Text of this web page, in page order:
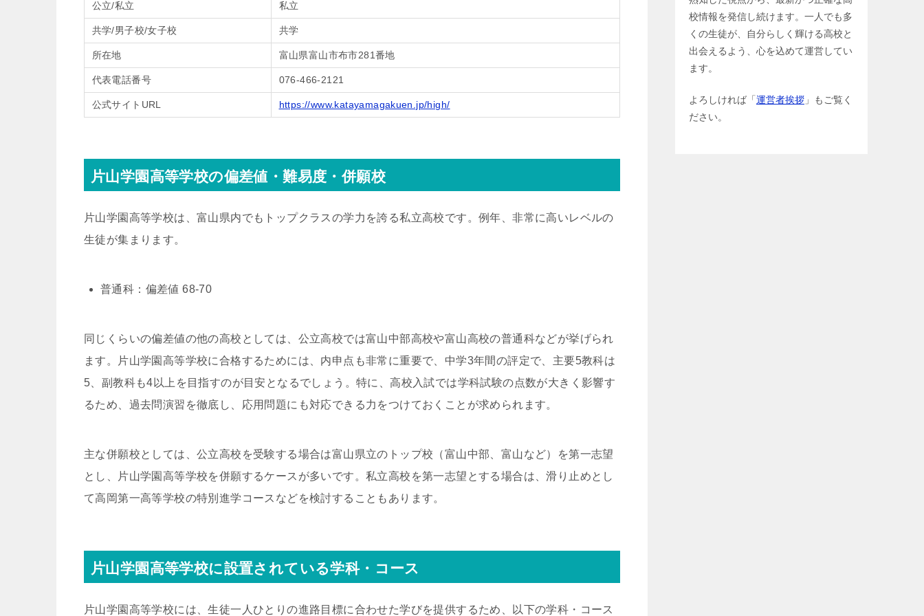
公立/私立 私立
共学/男子校/女子校 共学
所在地 富山県富山市布市281番地
代表電話番号 076-466-2121
公式サイトURL https://www.katayamagakuen.jp/high/
片山学園高等学校の偏差値・難易度・併願校
片山学園高等学校は、富山県内でもトップクラスの学力を誇る私立高校です。例年、非常に高いレベルの
生徒が集まります。
普通科：偏差値 68-70
同じくらいの偏差値の他の高校としては、公立高校では富山中部高校や富山高校の普通科などが挙げられ
ます。片山学園高等学校に合格するためには、内申点も非常に重要で、中学3年間の評定で、主要5教科は
5、副教科も4以上を目指すのが目安となるでしょう。特に、高校入試では学科試験の点数が大きく影響す
るため、過去問演習を徹底し、応用問題にも対応できる力をつけておくことが求められます。
主な併願校としては、公立高校を受験する場合は富山県立のトップ校（富山中部、富山など）を第一志望
とし、片山学園高等学校を併願するケースが多いです。私立高校を第一志望とする場合は、滑り止めとし
て高岡第一高等学校の特別進学コースなどを検討することもあります。
片山学園高等学校に設置されている学科・コース
片山学園高等学校には、生徒一人ひとりの進路目標に合わせた学びを提供するため、以下の学科・コース
校情報を発信し続けます。一人でも多
くの生徒が、自分らしく輝ける高校と
出会えるよう、心を込めて運営してい
ます。
よろしければ「運営者挨拶 」もご覧く
ださい。